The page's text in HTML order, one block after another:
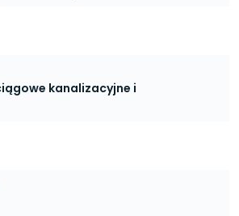
kanalizacyjne i